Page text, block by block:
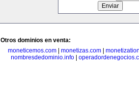
Otros dominios en venta:
moneticemos.com
monetizas.com
nombresdedominio.info|